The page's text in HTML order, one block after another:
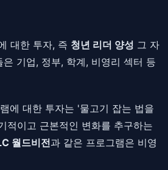
대한 투자, 즉 청년 리더 양성 그 자
기업, 정부, 학계, 비영리 섹터 등
에 대한 투자는 '물고기 잡는 법을
적이고 근본적인 변화를 추구하는
월드비전과 같은 프로그램은 비영